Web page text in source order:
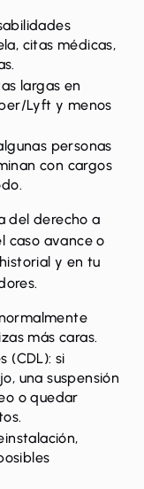
citas médicas,
largas en
Lyft y menos
personas
con cargos
del derecho a
caso avance o
y en tu
más caras.
(CDL): si
una suspensión
o quedar